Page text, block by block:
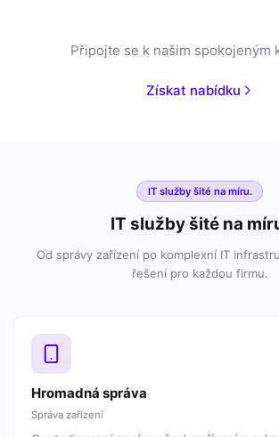
Připojte se k našim spokojeným
Získat nabídku
IT služby šité na míru.
IT služby šité na
Od správy zařízení po komplexní IT
řešení pro každou firmu.
Hromadná správa
Správa zařízení